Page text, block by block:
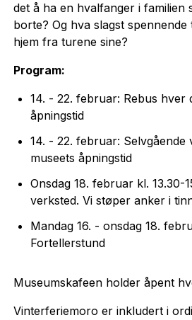
det å ha en hvalfanger i familien
borte? Og hva slagst spennende
hjem fra turene sine?
Program:
14. - 22. februar: Rebus hver
åpningstid
14. - 22. februar: Selvgående
museets åpningstid
Onsdag 18. februar kl. 13.30-
verksted. Vi støper anker i
Mandag 16. - onsdag 18.
Fortellerstund
Museumskafeen holder åpent
Vinterferiemoro er inkludert i